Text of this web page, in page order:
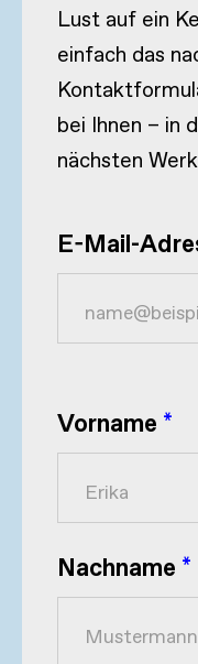
Lust auf ein
einfach das
bei Ihnen – in
nächsten
E-Mail-
Vorname *
Nachname *